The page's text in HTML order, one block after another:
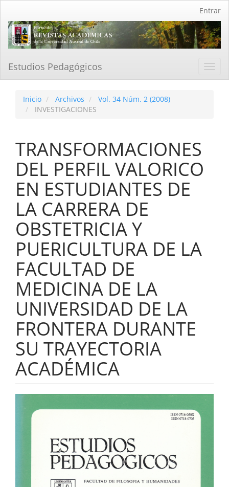
Contenido
principal
Barra
Entrar
Estudios Pedagógicos
Inicio Archivos
Vol. 34 Núm. 2 (2008)
INVESTIGACIONES
TRANSFORMACIONES
DEL PERFIL VALORICO
EN ESTUDIANTES DE
LA CARRERA DE
OBSTETRICIA Y
PUERICULTURA DE LA
FACULTAD DE
MEDICINA DE LA
UNIVERSIDAD DE LA
FRONTERA DURANTE
SU TRAYECTORIA
ACADÉMICA
lateral
artículo